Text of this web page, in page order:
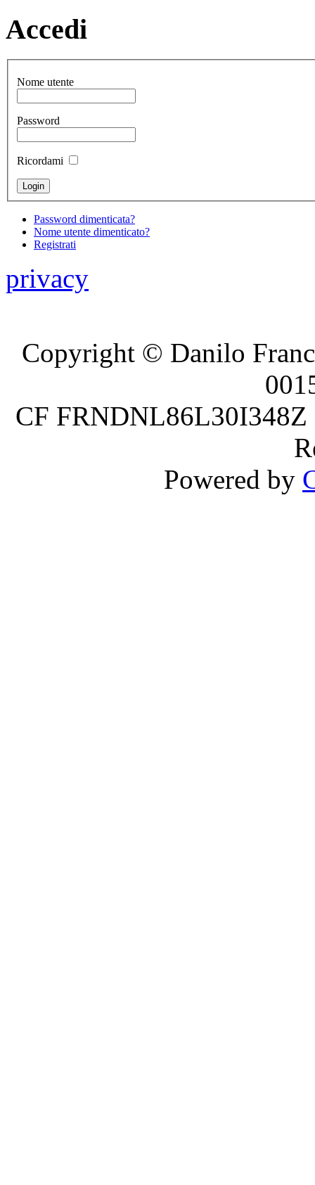
Accedi
Nome utente
Password
Ricordami
Password dimenticata?
Nome utente dimenticato?
Registrati
privacy
Copyright © Danilo
CF
Powered by